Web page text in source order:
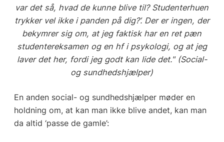
var det så, hvad de kunne blive til? Studenterhuen
trykker vel ikke i panden på dig?’. Der er ingen, der
bekymrer sig om, at jeg faktisk har en ret pæn
studentereksamen og en hf i psykologi, og at jeg
laver det her, fordi jeg godt kan lide det." (Social-
og sundhedshjælper)
En anden social- og sundhedshjælper møder en
holdning om, at kan man ikke blive andet, kan man
da altid ‘passe de gamle’: